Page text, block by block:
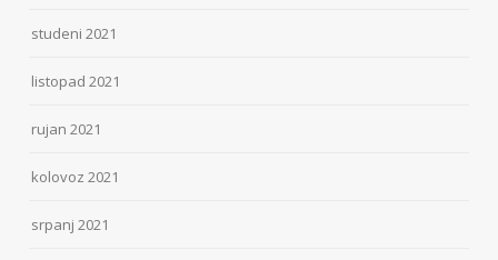
studeni 2021
listopad 2021
rujan 2021
kolovoz 2021
srpanj 2021